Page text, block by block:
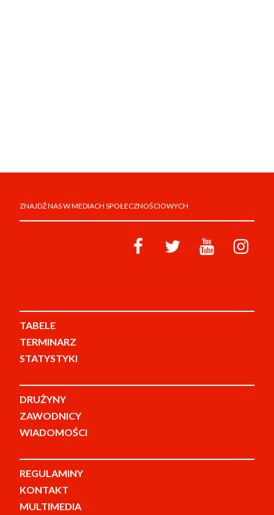
ZNAJDŹ NAS W MEDIACH SPOŁECZNOŚCIOWYCH
TABELE
TERMINARZ
STATYSTYKI
DRUŻYNY
ZAWODNICY
WIADOMOŚCI
REGULAMINY
KONTAKT
MULTIMEDIA